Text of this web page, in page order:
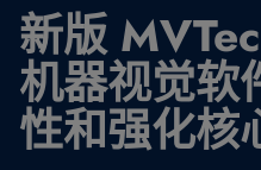
新版
机器视觉软
性和强化核